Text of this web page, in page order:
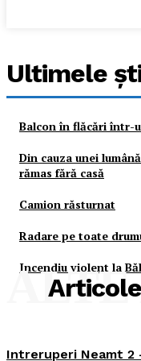
Ultimele
Balcon în flăcări într-
Din cauza unei
rămas fără casă
Camion răsturnat
Radare pe toate
Incendiu violent la
Intreruperi Neamt 2